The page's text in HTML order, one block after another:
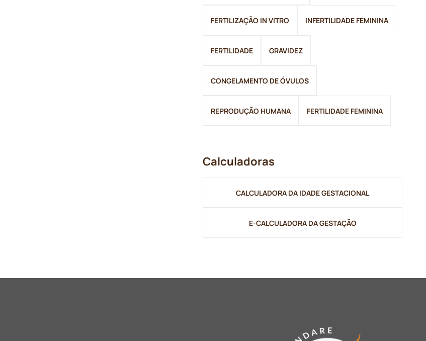
FERTILIZAÇÃO IN VITRO INFERTILIDADE FEMININA
FERTILIDADE GRAVIDEZ
CONGELAMENTO DE ÓVULOS
REPRODUÇÃO HUMANA FERTILIDADE FEMININA
Calculadoras
CALCULADORA DA IDADE GESTACIONAL
E-CALCULADORA DA GESTAÇÃO